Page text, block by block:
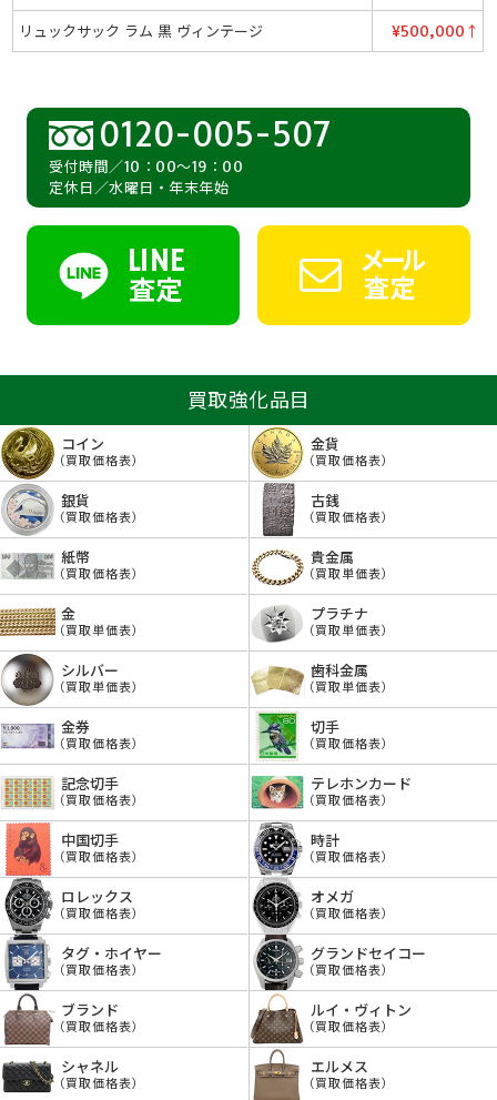
リュックサック ラム 黒 ヴィンテージ ¥500,000↑
0120-005-507
受付時間／10：00～19：00
定休日／水曜日・年末年始
LINE
査定
メール
査定
買取強化品目
コイン
（買取価格表）
金貨
（買取価格表）
銀貨
（買取価格表）
古銭
（買取価格表）
紙幣
（買取価格表）
貴金属
（買取単価表）
金
（買取単価表）
プラチナ
（買取単価表）
シルバー
（買取単価表）
歯科金属
（買取単価表）
金券
（買取価格表）
切手
（買取価格表）
記念切手
（買取価格表）
テレホンカード
（買取価格表）
中国切手
（買取価格表）
時計
（買取価格表）
ロレックス
（買取価格表）
オメガ
（買取価格表）
タグ・ホイヤー
（買取価格表）
グランドセイコー
（買取価格表）
ブランド
（買取価格表）
ルイ・ヴィトン
（買取価格表）
シャネル
（買取価格表）
エルメス
（買取価格表）